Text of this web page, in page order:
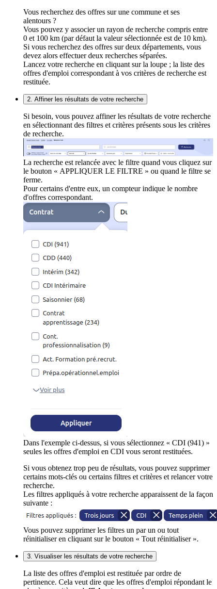
Vous recherchez des offres sur une commune et ses
alentours ?
Vous pouvez y associer un rayon de recherche compris entre
0 et 100 km (par défaut la valeur sélectionnée est de 10 km).
Si vous recherchez des offres sur deux départements, vous
devez alors effectuer deux recherches séparées.
Lancez votre recherche en cliquant sur la loupe ; la liste des
offres d'emploi correspondant à vos critères de recherche est
restituée.
2. Affiner les résultats de votre recherche
Si besoin, vous pouvez affiner les résultats de votre recherche
en sélectionnant des filtres et critères présents sous les critères
de recherche.
La recherche est relancée avec le filtre quand vous cliquez sur
le bouton « APPLIQUER LE FILTRE » ou quand le filtre se
ferme.
Pour certains d'entre eux, un compteur indique le nombre
d'offres correspondant.
Dans l'exemple ci-dessus, si vous sélectionnez « CDI (941) »
seules les offres d'emploi en CDI vous seront restituées.
Si vous obtenez trop peu de résultats, vous pouvez supprimer
certains mots-clés ou certains filtres et critères et relancer votre
recherche.
Les filtres appliqués à votre recherche apparaissent de la façon
suivante :
Vous pouvez supprimer les filtres un par un ou tout
réinitialiser en cliquant sur le bouton « Tout réinitialiser ».
3. Visualiser les résultats de votre recherche
La liste des offres d'emploi est restituée par ordre de
pertinence. Cela veut dire que les offres d'emploi répondant le